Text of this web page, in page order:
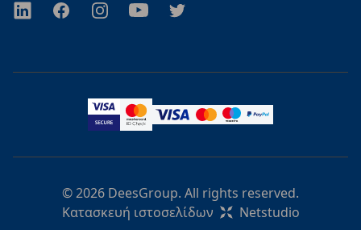
TwitterFacebookInstagramYoutubeTwitter
© 2026 DeesGroup. All rights reserved.
Κατασκευή ιστοσελίδων
Netstudio